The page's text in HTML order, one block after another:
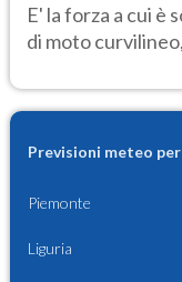
E' la forza a cui è
di moto
Previsioni meteo
Piemonte
Liguria